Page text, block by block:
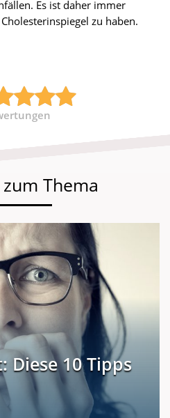
Es ist daher immer
zu haben.
Thema
Diese 10 Tipps